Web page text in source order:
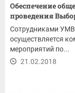
Обеспечение
проведения
Сотрудниками
осуществляется
мероприятий по...
21.02.2018